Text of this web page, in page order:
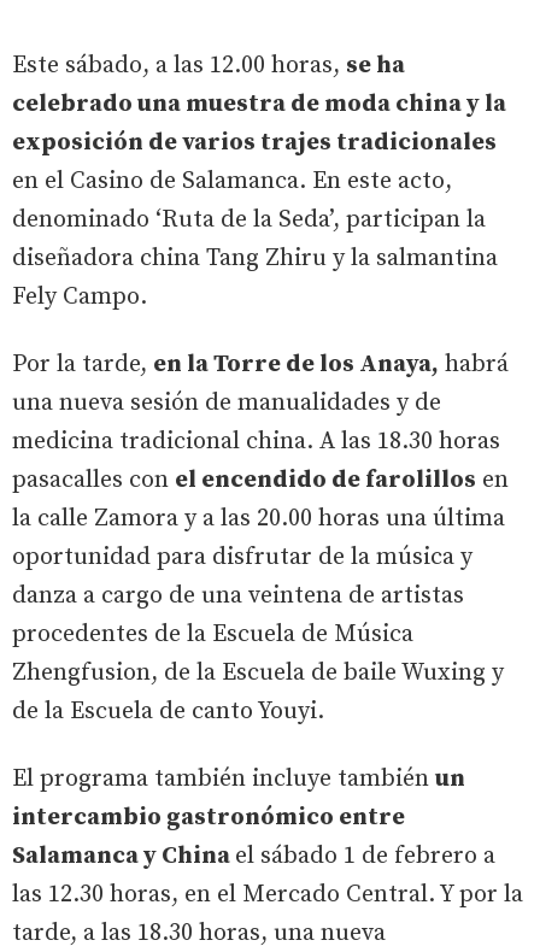
Este sábado, a las 12.00 horas, se ha
celebrado una muestra de moda china y la
exposición de varios trajes tradicionales
en el Casino de Salamanca. En este acto,
denominado ‘Ruta de la Seda’, participan la
diseñadora china Tang Zhiru y la salmantina
Fely Campo.
Por la tarde, en la Torre de los Anaya, habrá
una nueva sesión de manualidades y de
medicina tradicional china. A las 18.30 horas
pasacalles con el encendido de farolillos en
la calle Zamora y a las 20.00 horas una última
oportunidad para disfrutar de la música y
danza a cargo de una veintena de artistas
procedentes de la Escuela de Música
Zhengfusion, de la Escuela de baile Wuxing y
de la Escuela de canto Youyi.
El programa también incluye también un
intercambio gastronómico entre
Salamanca y China el sábado 1 de febrero a
las 12.30 horas, en el Mercado Central. Y por la
tarde, a las 18.30 horas, una nueva